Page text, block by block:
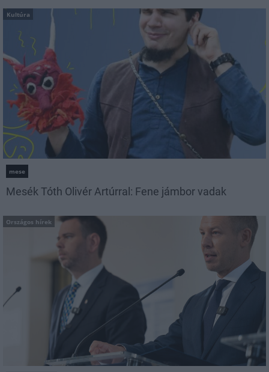
Kultúra
mese
Mesék Tóth Olivér Artúrral: Fene jámbor vadak
Országos hírek